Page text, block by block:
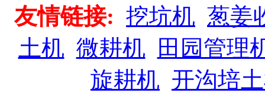
友情链接: 挖坑机 葱姜
土机 微耕机
田园管理
旋耕机 开沟培